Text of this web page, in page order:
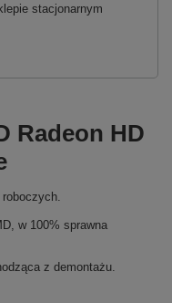
stacjonarnym
Radeon HD
w 100% sprawna
z demontażu.